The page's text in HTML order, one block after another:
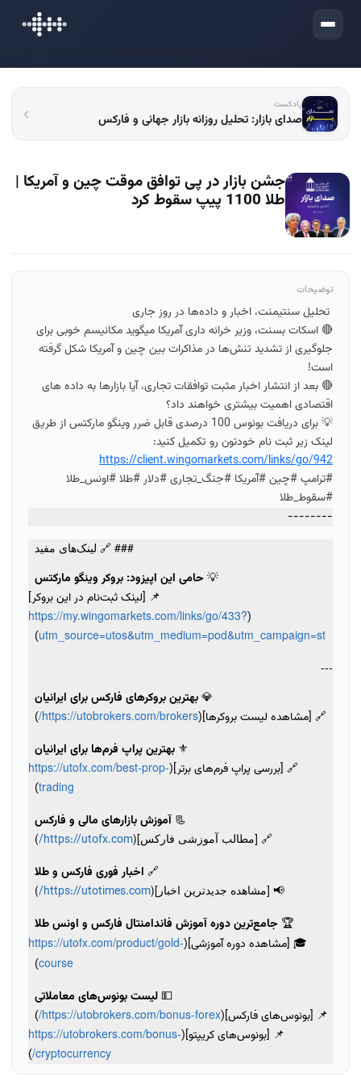
ورود
پادکست
صدای بازار: تحلیل روزانه بازار جهانی و فارکس
جشن بازار در پی توافق موقت چین و آمریکا |
طلا 1100 پیپ سقوط کرد
توضیحات
تحلیل سنتیمنت، اخبار و داده‌ها در روز جاری
🔴 اسکات بسنت، وزیر خرانه داری آمریکا میگوید مکانیسم خوبی برای
جلوگیری از تشدید تنش‌ها در مذاکرات بین چین و آمریکا شکل گرفته
است!
🔴 بعد از انتشار اخبار مثبت توافقات تجاری، آیا بازارها به داده های
اقتصادی اهمیت بیشتری خواهند داد؟
💡 برای دریافت بونوس 100 درصدی قابل ضرر وینگو مارکتس از طریق
لینک زیر ثبت نام خودتون رو تکمیل کنید:
https://client.wingomarkets.com/links/go/942
#ترامپ #چین #آمریکا #جنگ_تجاری #دلار #طلا #اونس_طلا
#سقوط_طلا
--------
### 🔗 لینک‌های مفید
💡 حامی این اپیزود: بروکر وینگو مارکتس
📌 [لینک ثبت‌نام در این بروکر]
(
https://my.wingomarkets.com/links/go/433?
utm_source=utos&utm_medium=pod&utm_campaign=st
)
---
💎 بهترین بروکرهای فارکس برای ایرانیان
🔗 [مشاهده لیست بروکرها](https://utobrokers.com/brokers/
)
⚜️ بهترین پراپ فرم‌ها برای ایرانیان
🔗 [بررسی پراپ فرم‌های برتر](https://utofx.com/best-prop-
trading
)
📃 آموزش بازارهای مالی و فارکس
🔗 [مطالب آموزشی فارکس](https://utofx.com/
)
🔗 اخبار فوری فارکس و طلا
📢 [مشاهده جدیدترین اخبار](https://utotimes.com/
)
🏆 جامع‌ترین دوره آموزش فاندامنتال فارکس و اونس طلا
🎓 [مشاهده دوره آموزشی](https://utofx.com/product/gold-
course
)
💵 لیست بونوس‌های معاملاتی
📌 [بونوس‌های فارکس](https://utobrokers.com/bonus-forex/
)
📌 [بونوس‌های کریپتو](https://utobrokers.com/bonus-
cryptocurrency/
)